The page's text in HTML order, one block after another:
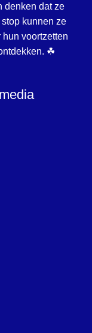
denken dat ze
kunnen ze
voortzetten
☘